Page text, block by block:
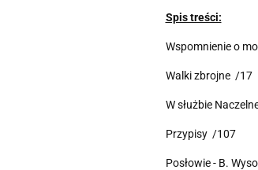
Spis treści:
Wspomnienie o
Walki zbrojne /17
W służbie
Przypisy /107
Posłowie - B.